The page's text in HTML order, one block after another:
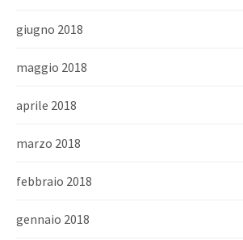
giugno 2018
maggio 2018
aprile 2018
marzo 2018
febbraio 2018
gennaio 2018